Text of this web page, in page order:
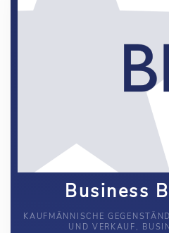
Business
KAUFMÄNNISCHE
UND VERKAUF,